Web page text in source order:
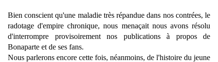
Bien conscient qu'une maladie très répandue dans nos contrées, le
radotage d'empire chronique, nous menaçait nous avons résolu
d'interrompre provisoirement nos publications à propos de
Bonaparte et de ses fans.
Nous parlerons encore cette fois, néanmoins, de l'histoire du jeune